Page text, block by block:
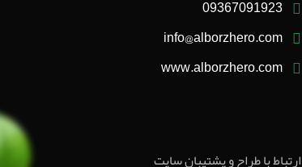
09367091923
info@alborzhero.com
www.alborzhero.com
ارتباط با طراح و پشتیبان سایت